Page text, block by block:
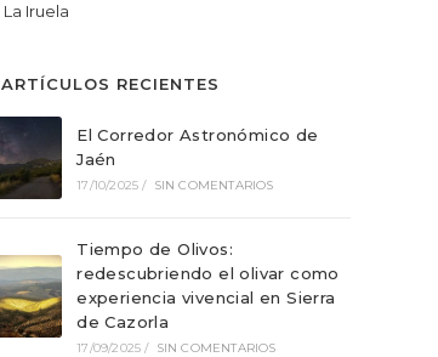
La Iruela
ARTÍCULOS RECIENTES
El Corredor Astronómico de
Jaén
17/10/2025 / SIN COMENTARIOS
Tiempo de Olivos:
redescubriendo el olivar como
experiencia vivencial en Sierra
de Cazorla
17/09/2025 / SIN COMENTARIOS